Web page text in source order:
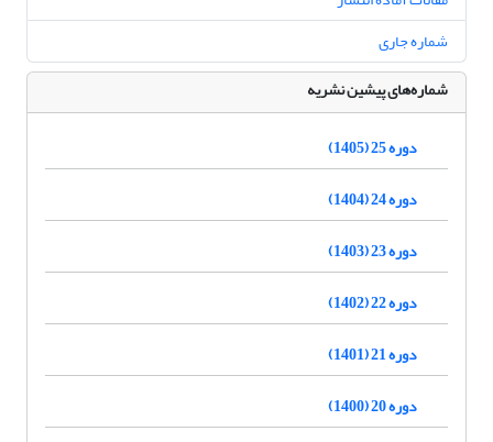
شماره جاری
شماره‌های پیشین نشریه
دوره 25 (1405)
دوره 24 (1404)
دوره 23 (1403)
دوره 22 (1402)
دوره 21 (1401)
دوره 20 (1400)